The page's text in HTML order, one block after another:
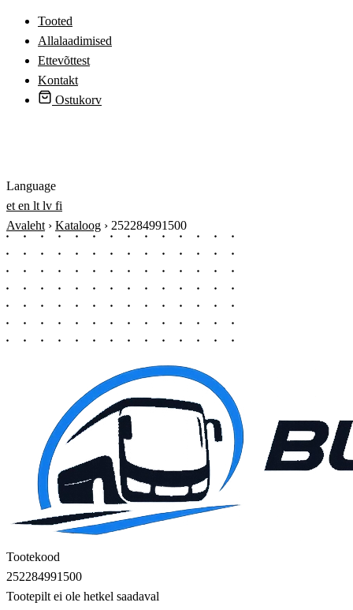
Tooted
Allalaadimised
Ettevõttest
Kontakt
Ostukorv
Language
et en lt lv fi
Avaleht › Kataloog › 252284991500
Tootekood
252284991500
Tootepilt ei ole hetkel saadaval